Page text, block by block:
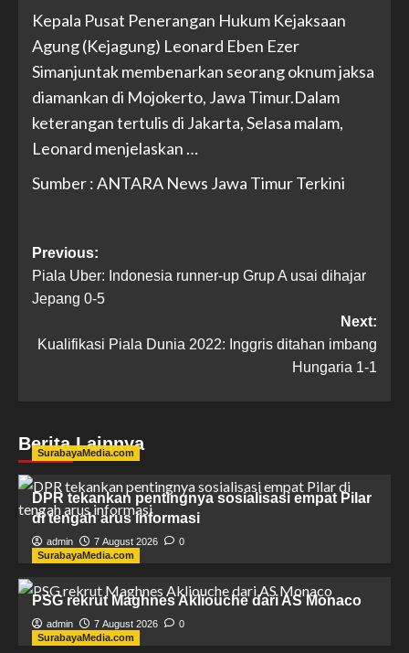
Kepala Pusat Penerangan Hukum Kejaksaan
Agung (Kejagung) Leonard Eben Ezer
Simanjuntak membenarkan seorang oknum jaksa
diamankan di Mojokerto, Jawa Timur.Dalam
keterangan tertulis di Jakarta, Selasa malam,
Leonard menjelaskan …
Sumber : ANTARA News Jawa Timur Terkini
Previous:
Piala Uber: Indonesia runner-up Grup A usai dihajar
Jepang 0-5
Next:
Kualifikasi Piala Dunia 2022: Inggris ditahan imbang
Hungaria 1-1
Berita Lainnya
SurabayaMedia.com
DPR tekankan pentingnya sosialisasi empat Pilar
di tengah arus informasi
admin 7 August 2026
0
SurabayaMedia.com
PSG rekrut Maghnes Akliouche dari AS Monaco
admin 7 August 2026
0
SurabayaMedia.com